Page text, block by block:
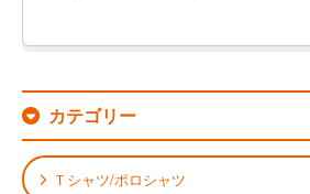
カテゴリー
Ｔシャツ/ポロシャツ